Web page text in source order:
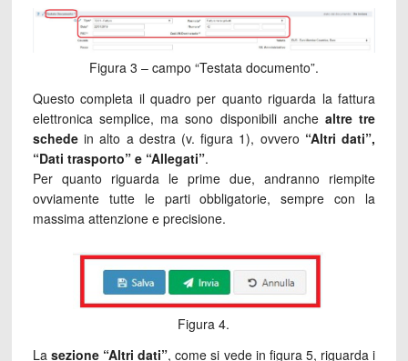
Figura 3 – campo “Testata documento”.
Questo completa il quadro per quanto riguarda la fattura
elettronica semplice, ma sono disponibili anche altre tre
schedein alto a destra (v. figura 1), ovvero “Altri dati”,
“Dati trasporto” e “Allegati”.
Per quanto riguarda le prime due, andranno riempite
ovviamente tutte le parti obbligatorie, sempre con la
massima attenzione e precisione.
Figura 4.
La sezione “Altri dati”, come si vede in figura 5, riguarda i